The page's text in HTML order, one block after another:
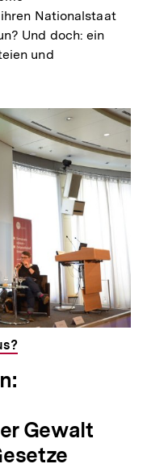
Nationalstaat
Und doch: ein
und
Gewalt